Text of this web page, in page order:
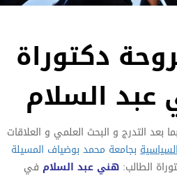
دكتوراة
عبد السلام
بعد التدرج و البحث العلمي و العلاقات
بجامعة محمد بوضياف المسيلة
الطالب: هني عبد السلام في